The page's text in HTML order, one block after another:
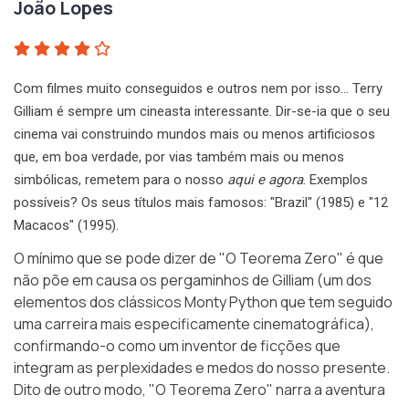
João Lopes
Com filmes muito conseguidos e outros nem por isso… Terry
Gilliam é sempre um cineasta interessante. Dir-se-ia que o seu
cinema vai construindo mundos mais ou menos artificiosos
que, em boa verdade, por vias também mais ou menos
simbólicas, remetem para o nosso aqui e agora. Exemplos
possíveis? Os seus títulos mais famosos: "Brazil" (1985) e "12
Macacos" (1995).
O mínimo que se pode dizer de"O Teorema Zero" é que
não põe em causa os pergaminhos de Gilliam (um dos
elementos dos clássicosMonty Pythonque tem seguido
uma carreira mais especificamente cinematográfica),
confirmando-o como um inventor de ficções que
integram as perplexidades e medos do nosso presente.
Dito de outro modo, "O Teorema Zero" narra a aventura